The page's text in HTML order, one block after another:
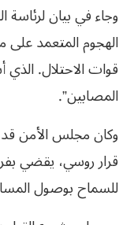
وجاء في بيان لرئاسة
الهجوم المتعمد
قوات الاحتلال.
المصابين”.
وكان مجلس الأمن
قرار روسي، يقضي
للسماح بوصول